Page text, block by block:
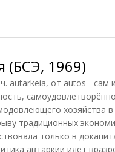
(БСЭ, 1969)
autarkeia, от autos - сам
хозяйства
традиционных
только в
автаркии идёт